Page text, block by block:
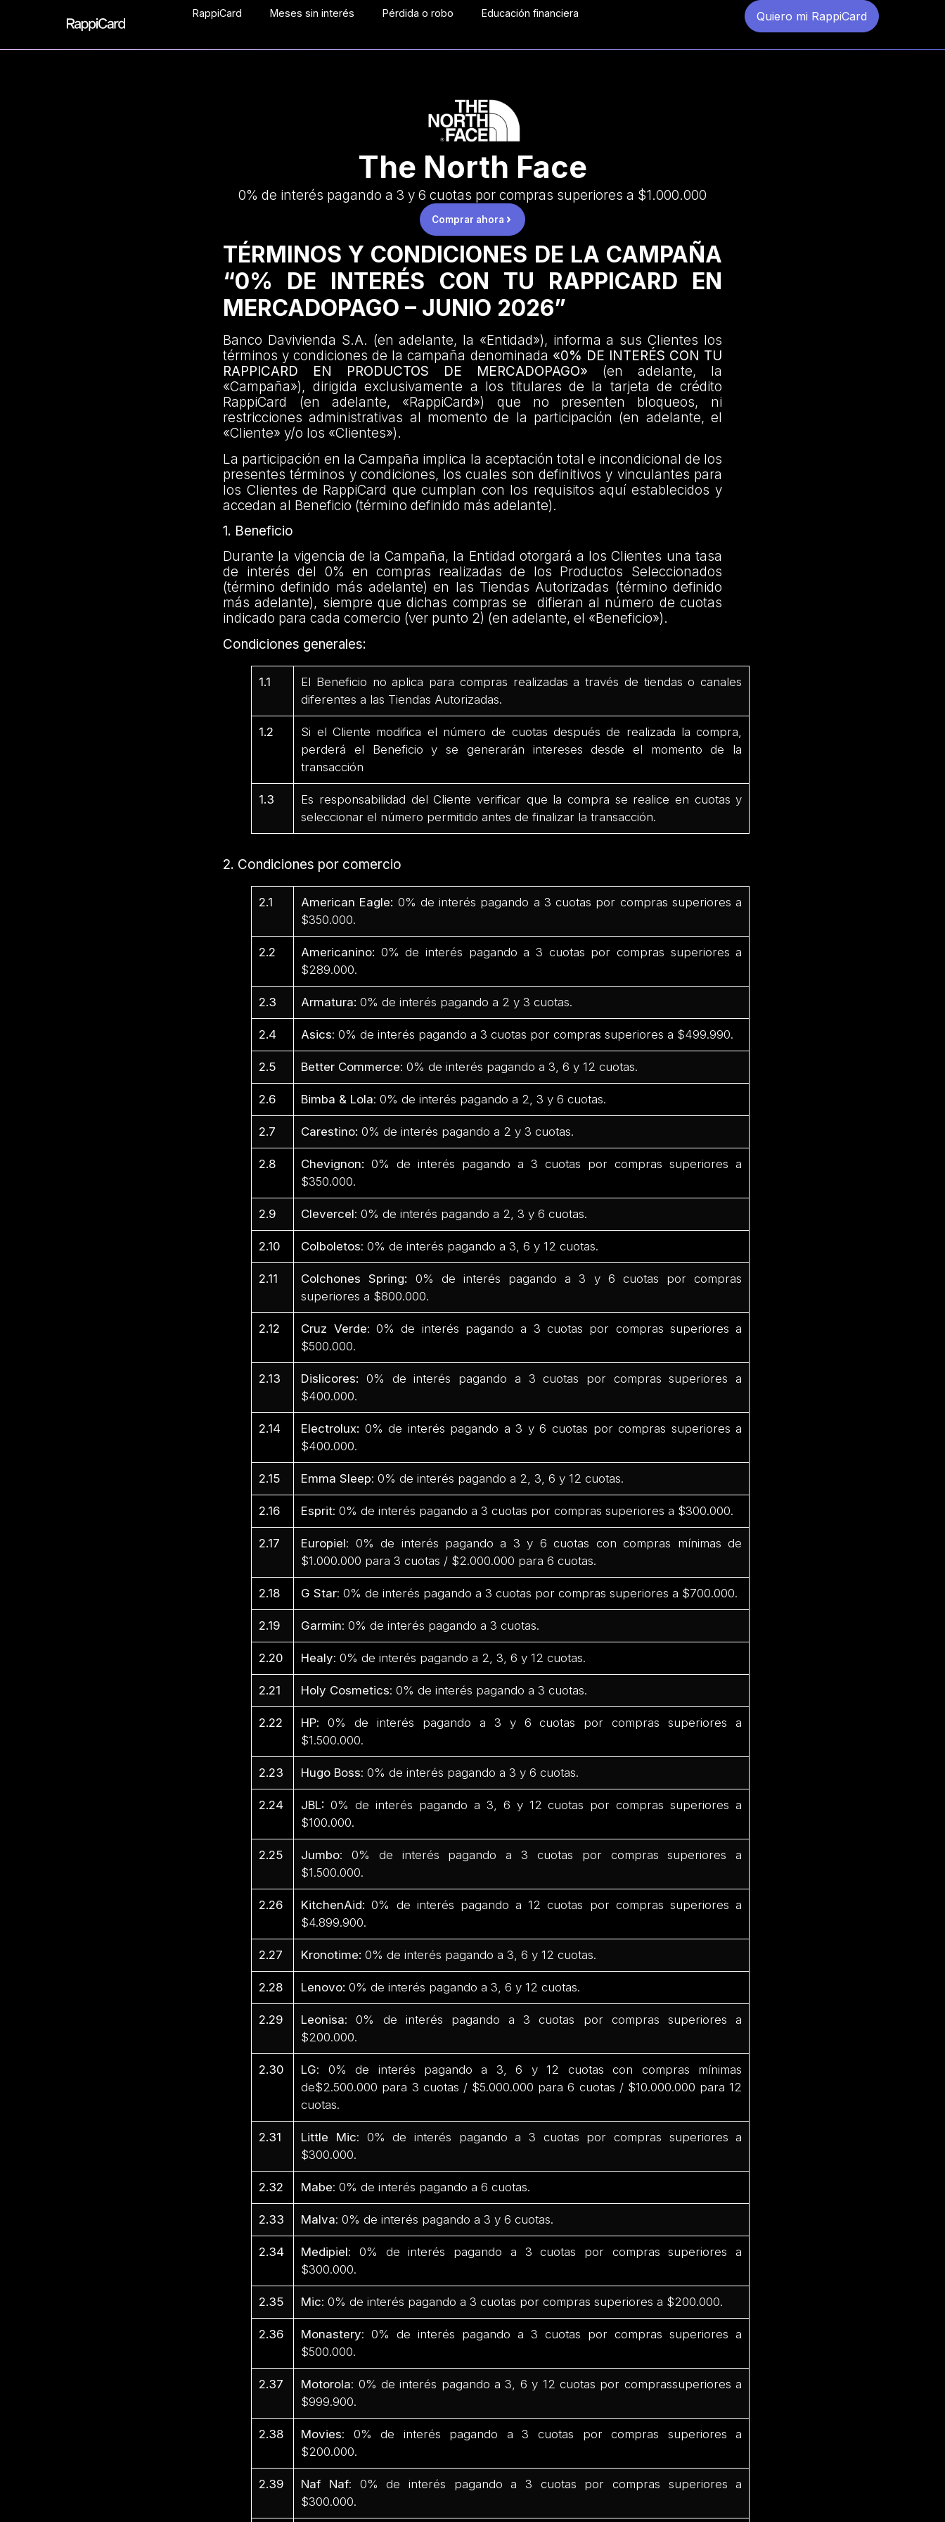
RappiCard Meses sin interés Pérdida o robo Educación financiera Quiero mi RappiCard
The North Face
0% de interés pagando a 3 y 6 cuotas por compras superiores a $1.000.000
Comprar ahora
TÉRMINOS Y CONDICIONES DE LA CAMPAÑA
“0% DE INTERÉS CON TU RAPPICARD EN
MERCADOPAGO – JUNIO 2026”
Banco Davivienda S.A. (en adelante, la «Entidad»), informa a sus Clientes los
términos y condiciones de la campaña denominada «0% DE INTERÉS CON TU
RAPPICARD EN PRODUCTOS DE MERCADOPAGO» (en adelante, la
«Campaña»), dirigida exclusivamente a los titulares de la tarjeta de crédito
RappiCard (en adelante, «RappiCard») que no presenten bloqueos, ni
restricciones administrativas al momento de la participación (en adelante, el
«Cliente» y/o los «Clientes»).
La participación en la Campaña implica la aceptación total e incondicional de los
presentes términos y condiciones, los cuales son definitivos y vinculantes para
los Clientes de RappiCard que cumplan con los requisitos aquí establecidos y
accedan al Beneficio (término definido más adelante).
1. Beneficio
Durante la vigencia de la Campaña, la Entidad otorgará a los Clientes una tasa
de interés del 0% en compras realizadas de los Productos Seleccionados
(término definido más adelante) en las Tiendas Autorizadas (término definido
más adelante), siempre que dichas compras se difieran al número de cuotas
indicado para cada comercio (ver punto 2) (en adelante, el «Beneficio»).
Condiciones generales:
1.1
El Beneficio no aplica para compras realizadas a través de tiendas o canales
diferentes a las Tiendas Autorizadas.
1.2
Si el Cliente modifica el número de cuotas después de realizada la compra,
perderá el Beneficio y se generarán intereses desde el momento de la
transacción
1.3
Es responsabilidad del Cliente verificar que la compra se realice en cuotas y
seleccionar el número permitido antes de finalizar la transacción.
2. Condiciones por comercio
2.1 American Eagle: 0% de interés pagando a 3 cuotas por compras superiores a
$350.000.
2.2 Americanino: 0% de interés pagando a 3 cuotas por compras superiores a
$289.000.
2.3 Armatura: 0% de interés pagando a 2 y 3 cuotas.
2.4 Asics: 0% de interés pagando a 3 cuotas por compras superiores a $499.990.
2.5 Better Commerce: 0% de interés pagando a 3, 6 y 12 cuotas.
2.6 Bimba & Lola: 0% de interés pagando a 2, 3 y 6 cuotas.
2.7 Carestino:0% de interés pagando a 2 y 3 cuotas.
2.8 Chevignon: 0% de interés pagando a 3 cuotas por compras superiores a
$350.000.
2.9 Clevercel: 0% de interés pagando a 2, 3 y 6 cuotas.
2.10 Colboletos: 0% de interés pagando a 3, 6 y 12 cuotas.
2.11 Colchones Spring: 0% de interés pagando a 3 y 6 cuotas por compras
superiores a $800.000.
2.12 Cruz Verde: 0% de interés pagando a 3 cuotas por compras superiores a
$500.000.
2.13 Dislicores: 0% de interés pagando a 3 cuotas por compras superiores a
$400.000.
2.14 Electrolux: 0% de interés pagando a 3 y 6 cuotas por compras superiores a
$400.000.
2.15 Emma Sleep: 0% de interés pagando a 2, 3, 6 y 12 cuotas.
2.16 Esprit: 0% de interés pagando a 3 cuotas por compras superiores a $300.000.
2.17 Europiel: 0% de interés pagando a 3 y 6 cuotas con compras mínimas de
$1.000.000 para 3 cuotas / $2.000.000 para 6 cuotas.
2.18 G Star: 0% de interés pagando a 3 cuotas por compras superiores a $700.000.
2.19 Garmin: 0% de interés pagando a 3 cuotas.
2.20 Healy: 0% de interés pagando a 2, 3, 6 y 12 cuotas.
2.21 Holy Cosmetics: 0% de interés pagando a 3 cuotas.
2.22 HP: 0% de interés pagando a 3 y 6 cuotas por compras superiores a
$1.500.000.
2.23 Hugo Boss: 0% de interés pagando a 3 y 6 cuotas.
2.24 JBL: 0% de interés pagando a 3, 6 y 12 cuotas por compras superiores a
$100.000.
2.25 Jumbo: 0% de interés pagando a 3 cuotas por compras superiores a
$1.500.000.
2.26 KitchenAid: 0% de interés pagando a 12 cuotas por compras superiores a
$4.899.900.
2.27 Kronotime:0% de interés pagando a 3, 6 y 12 cuotas.
2.28 Lenovo:0% de interés pagando a 3, 6 y 12 cuotas.
2.29 Leonisa: 0% de interés pagando a 3 cuotas por compras superiores a
$200.000.
2.30 LG: 0% de interés pagando a 3, 6 y 12 cuotas con compras mínimas
de$2.500.000 para 3 cuotas / $5.000.000 para 6 cuotas / $10.000.000 para 12
cuotas.
2.31 Little Mic: 0% de interés pagando a 3 cuotas por compras superiores a
$300.000.
2.32 Mabe: 0% de interés pagando a 6 cuotas.
2.33 Malva: 0% de interés pagando a 3 y 6 cuotas.
2.34 Medipiel: 0% de interés pagando a 3 cuotas por compras superiores a
$300.000.
2.35 Mic: 0% de interés pagando a 3 cuotas por compras superiores a $200.000.
2.36 Monastery: 0% de interés pagando a 3 cuotas por compras superiores a
$500.000.
2.37 Motorola: 0% de interés pagando a 3, 6 y 12 cuotas por comprassuperiores a
$999.900.
2.38 Movies: 0% de interés pagando a 3 cuotas por compras superiores a
$200.000.
2.39 Naf Naf: 0% de interés pagando a 3 cuotas por compras superiores a
$300.000.